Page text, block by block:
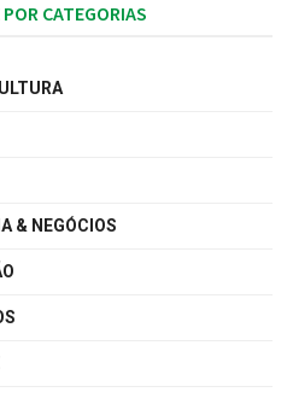
CATEGORIAS
& NEGÓCIOS